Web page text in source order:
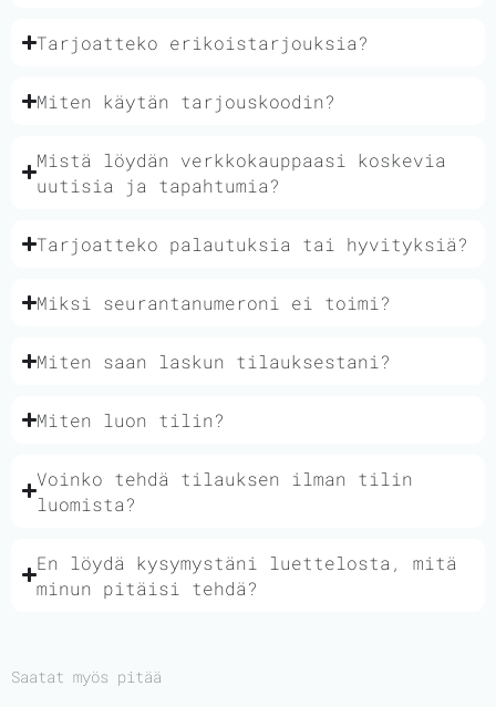
Tarjoatteko erikoistarjouksia?
Miten käytän tarjouskoodin?
Mistä löydän verkkokauppaasi koskevia
uutisia ja tapahtumia?
Tarjoatteko palautuksia tai hyvityksiä?
Miksi seurantanumeroni ei toimi?
Miten saan laskun tilauksestani?
Miten luon tilin?
Voinko tehdä tilauksen ilman tilin
luomista?
En löydä kysymystäni luettelosta, mitä
minun pitäisi tehdä?
Saatat myös pitää